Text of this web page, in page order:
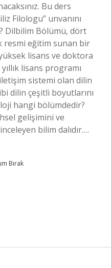
Bu ders
Filologu” unvanını
Dilbilim Bölümü, dört
resmi eğitim sunan bir
lisans ve doktora
lisans programı
sistemi olan dilin
dilin çeşitli boyutlarını
hangi bölümdedir?
gelişimini ve
bilim dalıdır.…
Bırak